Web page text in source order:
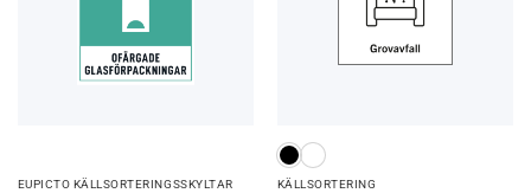
EUPICTO KÄLLSORTERINGSSKYLTAR KÄLL­SORTERING